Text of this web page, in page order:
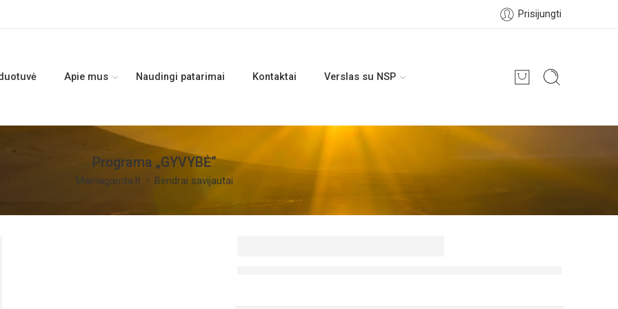
Prisijungti
Apie mus Naudingi patarimai Kontaktai Verslas su NSP
Programa „GYVYBĖ“
Mamagamta.lt Bendrai savijautai